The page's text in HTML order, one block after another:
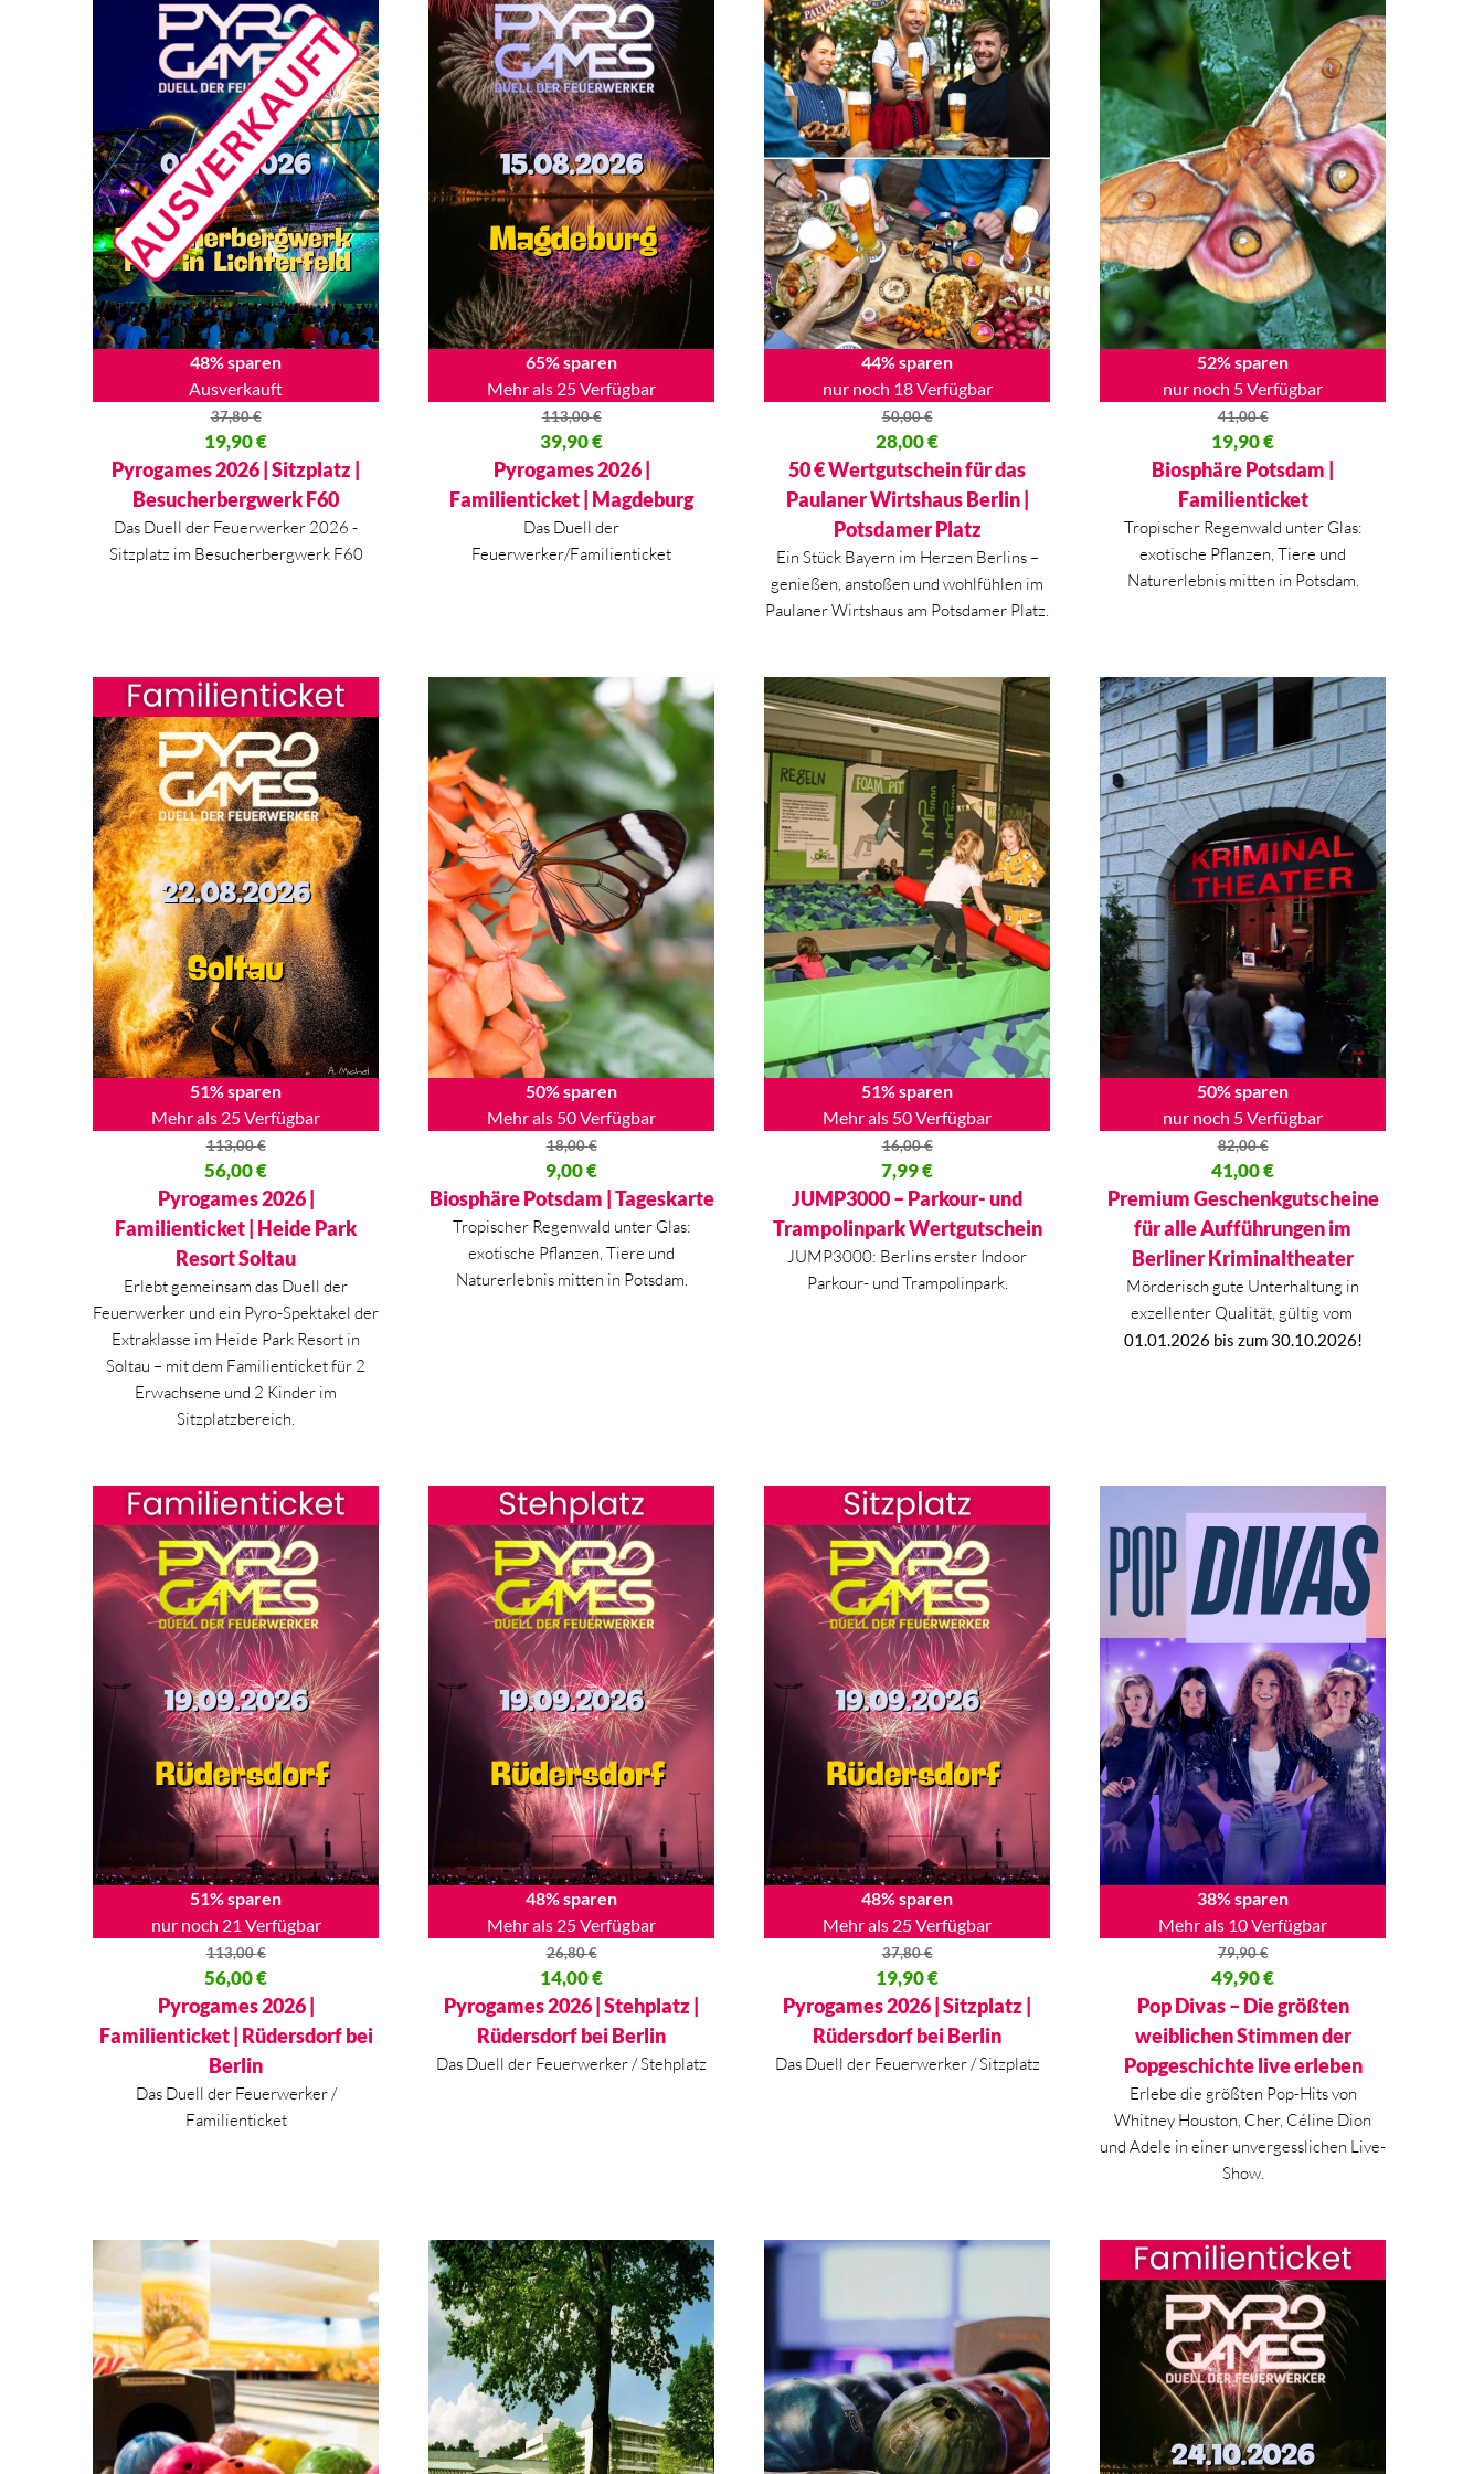
48% sparen
Ausverkauft
37,80€
Ursprünglicher Preis war: 37,80 €
19,90€
Aktueller Preis ist: 19,90 €.
Pyrogames 2026 | Sitzplatz |
Besucherbergwerk F60
Das Duell der Feuerwerker 2026 -
Sitzplatz im Besucherbergwerk F60
65% sparen
Mehr als 25 Verfügbar
113,00€
Ursprünglicher Preis war: 113,00 €
39,90€
Aktueller Preis ist: 39,90 €.
Pyrogames 2026 |
Familienticket | Magdeburg
Das Duell der
Feuerwerker/Familienticket
44% sparen
nur noch 18 Verfügbar
50,00€
Ursprünglicher Preis war: 50,00 €
28,00€
Aktueller Preis ist: 28,00 €.
50 € Wertgutschein für das
Paulaner Wirtshaus Berlin |
Potsdamer Platz
Ein Stück Bayern im Herzen Berlins –
genießen, anstoßen und wohlfühlen im
Paulaner Wirtshaus am Potsdamer Platz.
52% sparen
nur noch 5 Verfügbar
41,00€
Ursprünglicher Preis war: 41,00 €
19,90€
Aktueller Preis ist: 19,90 €.
Biosphäre Potsdam |
Familienticket
Tropischer Regenwald unter Glas:
exotische Pflanzen, Tiere und
Naturerlebnis mitten in Potsdam.
51% sparen
Mehr als 25 Verfügbar
113,00€
Ursprünglicher Preis war: 113,00 €
56,00€
Aktueller Preis ist: 56,00 €.
Pyrogames 2026 |
Familienticket | Heide Park
Resort Soltau
Erlebt gemeinsam das Duell der
Feuerwerker und ein Pyro-Spektakel der
Extraklasse im Heide Park Resort in
Soltau – mit dem Familienticket für 2
Erwachsene und 2 Kinder im
Sitzplatzbereich.
50% sparen
Mehr als 50 Verfügbar
18,00€
Ursprünglicher Preis war: 18,00 €
9,00€
Aktueller Preis ist: 9,00 €.
Biosphäre Potsdam | Tageskarte
Tropischer Regenwald unter Glas:
exotische Pflanzen, Tiere und
Naturerlebnis mitten in Potsdam.
51% sparen
Mehr als 50 Verfügbar
16,00€
Ursprünglicher Preis war: 16,00 €
7,99€
Aktueller Preis ist: 7,99 €.
JUMP3000 – Parkour- und
Trampolinpark Wertgutschein
JUMP3000: Berlins erster Indoor
Parkour- und Trampolinpark.
50% sparen
nur noch 5 Verfügbar
82,00€
Ursprünglicher Preis war: 82,00 €
41,00€
Aktueller Preis ist: 41,00 €.
Premium Geschenkgutscheine
für alle Aufführungen im
Berliner Kriminaltheater
Mörderisch gute Unterhaltung in
exzellenter Qualität, gültig vom
01.01.2026 bis zum 30.10.2026!
51% sparen
nur noch 21 Verfügbar
113,00€
Ursprünglicher Preis war: 113,00 €
56,00€
Aktueller Preis ist: 56,00 €.
Pyrogames 2026 |
Familienticket | Rüdersdorf bei
Berlin
Das Duell der Feuerwerker /
Familienticket
48% sparen
Mehr als 25 Verfügbar
26,80€
Ursprünglicher Preis war: 26,80 €
14,00€
Aktueller Preis ist: 14,00 €.
Pyrogames 2026 | Stehplatz |
Rüdersdorf bei Berlin
Das Duell der Feuerwerker / Stehplatz
48% sparen
Mehr als 25 Verfügbar
37,80€
Ursprünglicher Preis war: 37,80 €
19,90€
Aktueller Preis ist: 19,90 €.
Pyrogames 2026 | Sitzplatz |
Rüdersdorf bei Berlin
Das Duell der Feuerwerker / Sitzplatz
38% sparen
Mehr als 10 Verfügbar
79,90€
Ursprünglicher Preis war: 79,90 €
49,90€
Aktueller Preis ist: 49,90 €.
Pop Divas – Die größten
weiblichen Stimmen der
Popgeschichte live erleben
Erlebe die größten Pop-Hits von
Whitney Houston, Cher, Céline Dion
und Adele in einer unvergesslichen Live-
Show.